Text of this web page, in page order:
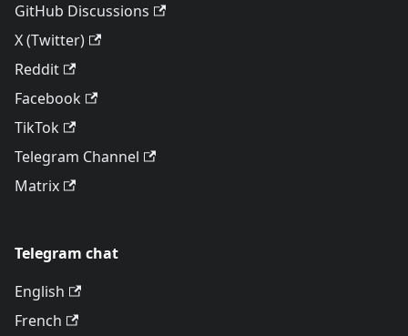
GitHub Discussions
X (Twitter)
Reddit
Facebook
TikTok
Telegram Channel
Matrix
Telegram chat
English
French